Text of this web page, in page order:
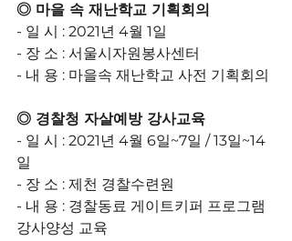
◎ 마을 속 재난학교 기획회의
- 일 시 : 2021년 4월 1일
- 장 소 : 서울시자원봉사센터
- 내 용 : 마을속 재난학교 사전 기획회의
◎ 경찰청 자살예방 강사교육
- 일 시 : 2021년 4월 6일~7일 / 13일~14
일
- 장 소 : 제천 경찰수련원
- 내 용 : 경찰동료 게이트키퍼 프로그램
강사양성 교육